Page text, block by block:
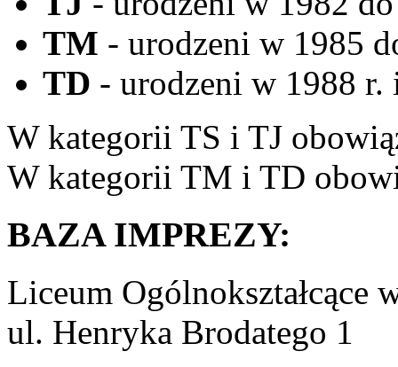
TM - urodzeni w 1985
TD - urodzeni w 1988 r.
W kategorii TS i TJ
W kategorii TM i TD
BAZA IMPREZY:
Liceum Ogólnokształcące
ul. Henryka Brodatego 1